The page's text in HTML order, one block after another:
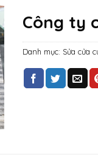
Công ty
Danh mục: Sửa cửa